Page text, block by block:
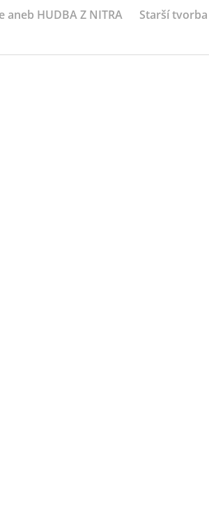
aneb HUDBA Z NITRA Starší tvorba